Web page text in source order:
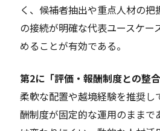
く、候補者抽出や重点人材の把
の接続が明確な代表ユースケー
めることが有効である。
第2に「評価・報酬制度との整合
柔軟な配置や越境経験を推奨し
酬制度が固定的な運用のままで